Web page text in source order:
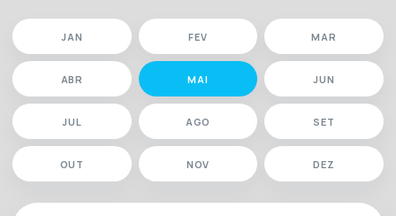
Segunda a Sábado
09h às 22h
JAN FEV MAR
ABR MAI JUN
JUL AGO SET
OUT NOV DEZ